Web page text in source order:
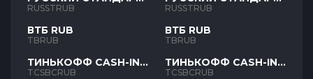
RUB
RUSSTRUB
ВТБ RUB
TBRUB
ТИНЬКОФФ CASH-IN
RUB
TCSBCRUB
RUB
RUSSTRUB
ВТБ RUB
TBRUB
ТИНЬКОФФ CASH-IN
RUB
TCSBCRUB